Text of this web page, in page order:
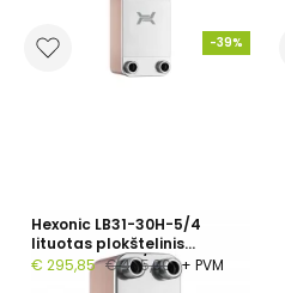
-39%
Hexonic LB31-30H-5/4
lituotas plokštelinis
šilumokaitis, 5/4", 30
plokštelių, PN 30
€ 295,85 € 485,00 + PVM